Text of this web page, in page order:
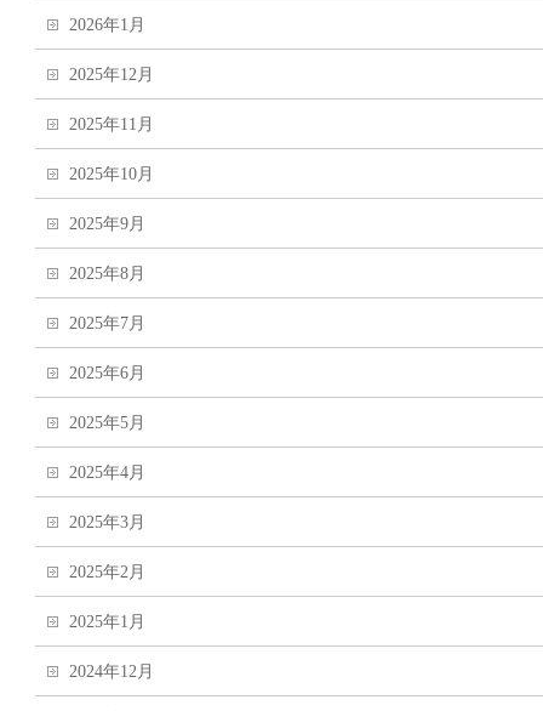
2026年1月
2025年12月
2025年11月
2025年10月
2025年9月
2025年8月
2025年7月
2025年6月
2025年5月
2025年4月
2025年3月
2025年2月
2025年1月
2024年12月